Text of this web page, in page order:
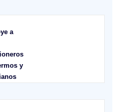
a
y